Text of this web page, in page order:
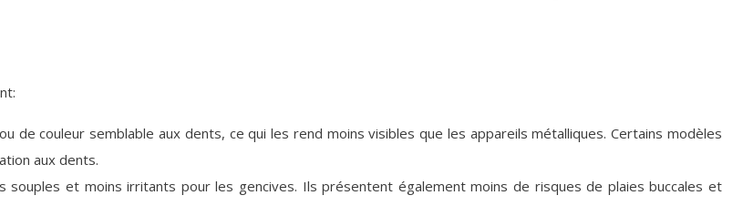
de couleur semblable aux dents, ce qui les rend moins visibles que les appareils métalliques. Certains modèles
aux dents.
et moins irritants pour les gencives. Ils présentent également moins de risques de plaies buccales et